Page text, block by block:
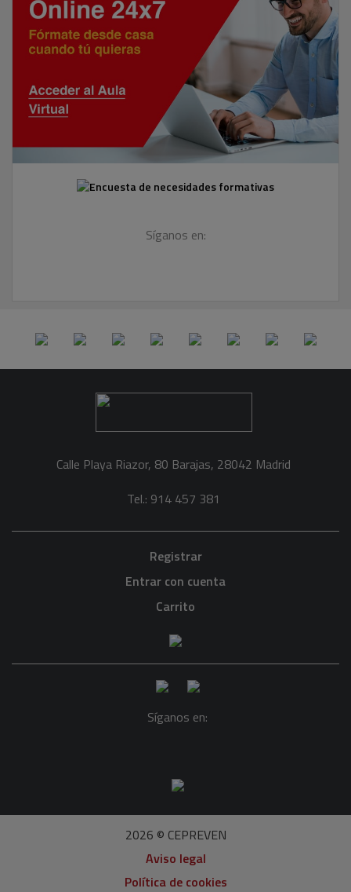
Síganos en:
Calle Playa Riazor, 80 Barajas, 28042 Madrid
Tel.: 914 457 381
Registrar
Entrar con cuenta
Carrito
Síganos en:
2026 © CEPREVEN
Aviso legal
Política de cookies